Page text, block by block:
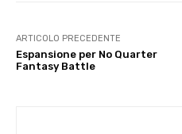
ARTICOLO PRECEDENTE
Espansione per No Quarter
Fantasy Battle